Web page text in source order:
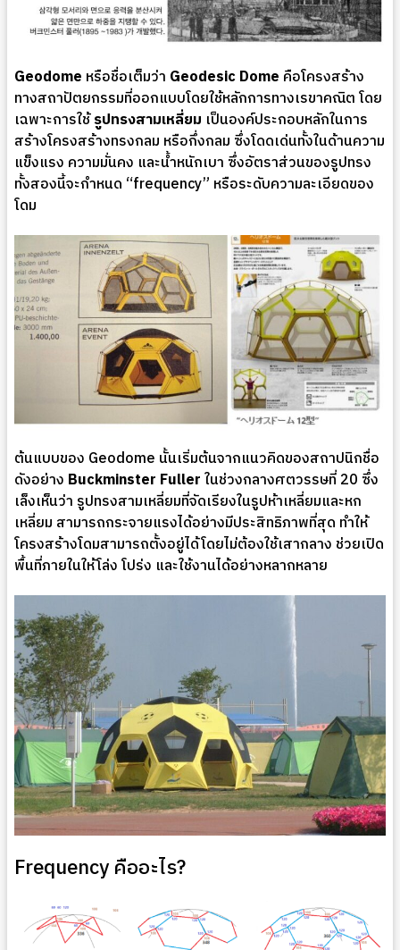
Geodome หรือชื่อเต็มว่า Geodesic Dome คือโครงสร้าง
ทางสถาปัตยกรรมที่ออกแบบโดยใช้หลักการทางเรขาคณิต โดย
เฉพาะการใช้รูปทรงสามเหลี่ยม เป็นองค์ประกอบหลักในการ
สร้างโครงสร้างทรงกลม หรือกึ่งกลม ซึ่งโดดเด่นทั้งในด้านความ
แข็งแรง ความมั่นคง และน้ำหนักเบา ซึ่งอัตราส่วนของรูปทรง
ทั้งสองนี้จะกำหนด “frequency” หรือระดับความละเอียดของ
โดม
ต้นแบบของ Geodome นั้นเริ่มต้นจากแนวคิดของสถาปนิกชื่อ
ดังอย่าง Buckminster Fullerในช่วงกลางศตวรรษที่ 20 ซึ่ง
เล็งเห็นว่า รูปทรงสามเหลี่ยมที่จัดเรียงในรูปห้าเหลี่ยมและหก
เหลี่ยม สามารถกระจายแรงได้อย่างมีประสิทธิภาพที่สุด ทำให้
โครงสร้างโดมสามารถตั้งอยู่ได้โดยไม่ต้องใช้เสากลาง ช่วยเปิด
พื้นที่ภายในให้โล่ง โปร่ง และใช้งานได้อย่างหลากหลาย
Frequency คืออะไร?